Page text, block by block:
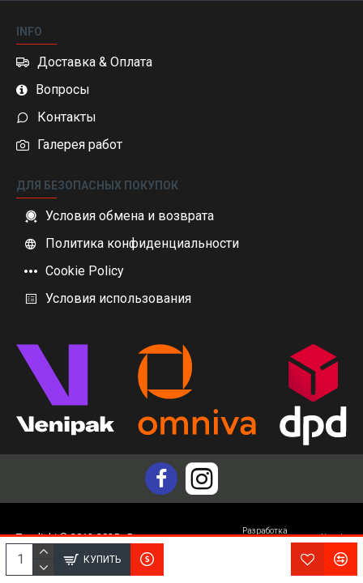
КУПИТЬ
INFO
Доставка & Оплата
Вопросы
Контакты
Галерея работ
ДЛЯ БЕЗОПАСНЫХ ПОКУПОК
Условия обмена и возврата
Политика конфиденциальности
Cookie Policy
Условия использования
Topdiski © 2012-2025 - Все права защищеныРазработка
интернет магазина
Yam.lv